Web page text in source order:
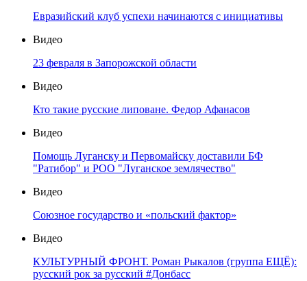
Евразийский клуб успехи начинаются с инициативы
Видео
23 февраля в Запорожской области
Видео
Кто такие русские липоване. Федор Афанасов
Видео
Помощь Луганску и Первомайску доставили БФ
"Ратибор" и РОО "Луганское землячество"
Видео
Союзное государство и «польский фактор»
Видео
КУЛЬТУРНЫЙ ФРОНТ. Роман Рыкалов (группа ЕЩЁ):
русский рок за русский #Донбасс